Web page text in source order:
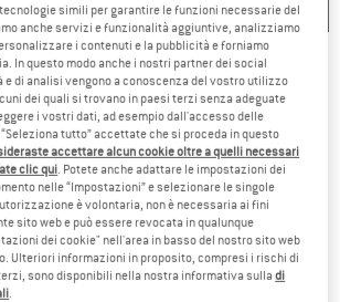
To Ride Socks - Calze casual
simili per garantire le funzioni necessarie del
anche servizi e funzionalità aggiuntive, analizziamo
i contenuti e la pubblicità e forniamo
In questo modo anche i nostri partner dei social
e di analisi vengono a conoscenza del vostro utilizzo
dei quali si trovano in paesi terzi senza adeguate
i vostri dati, ad esempio dall'accesso delle
tutto” accettate che si proceda in questo
accettare alcun cookie oltre a quelli necessari
clic qui. Potete anche adattare le impostazioni dei
nelle “Impostazioni” e selezionare le singole
è volontaria, non è necessaria ai fini
sito web e può essere revocata in qualunque
dei cookie" nell'area in basso del nostro sito web
Ulteriori informazioni in proposito, compresi i rischi di
sono disponibili nella nostra informativa sulladi
.